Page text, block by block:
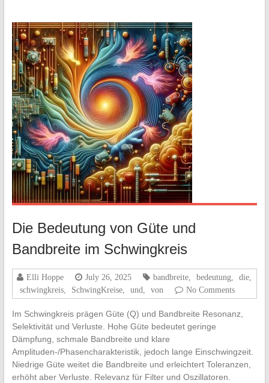
Die Bedeutung von Güte und
Bandbreite im Schwingkreis
Elli Hoppe July 26, 2025 bandbreite, bedeutung die,
schwingkreis, SchwingKreise, und von No Comments
Im Schwingkreis prägen Güte (Q) und Bandbreite Resonanz,
Selektivität und Verluste. Hohe Güte bedeutet geringe
Dämpfung, schmale Bandbreite und klare
Amplituden-/Phasencharakteristik, jedoch lange Einschwingzeit.
Niedrige Güte weitet die Bandbreite und erleichtert Toleranzen,
erhöht aber Verluste. Relevanz für Filter und Oszillatoren.